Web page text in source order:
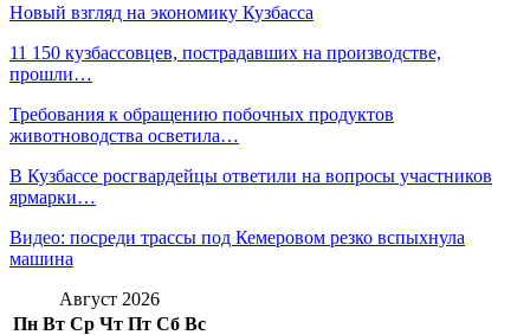
Новый взгляд на экономику Кузбасса
11 150 кузбассовцев, пострадавших на производстве,
прошли…
Требования к обращению побочных продуктов
животноводства осветила…
В Кузбассе росгвардейцы ответили на вопросы участников
ярмарки…
Видео: посреди трассы под Кемеровом резко вспыхнула
машина
Август 2026
Пн Вт Ср Чт Пт Сб Вс